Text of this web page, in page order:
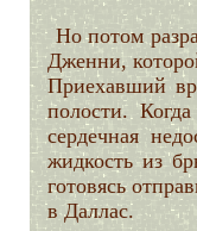
Но потом
Дженни,
Приехавший
полости.
сердечная
жидкость из
готовясь
в Даллас.